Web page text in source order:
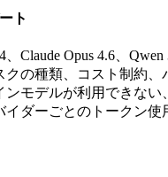
ト
、Claude Opus 4.6、
クの種類、コスト制約
ンモデルが利用できな
イダーごとのトークン